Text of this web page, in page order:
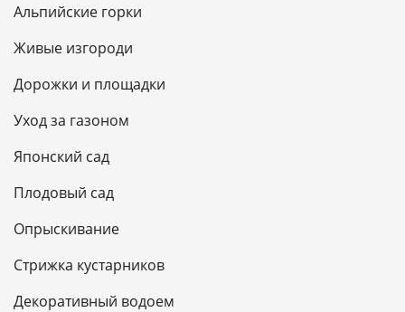
Альпийские горки
Живые изгороди
Дорожки и площадки
Уход за газоном
Японский сад
Плодовый сад
Опрыскивание
Стрижка кустарников
Декоративный водоем